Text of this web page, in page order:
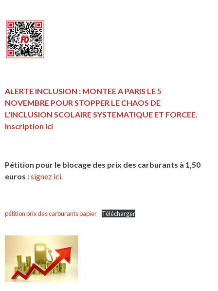
ALERTE INCLUSION : MONTEE A PARIS LE 5
NOVEMBRE POUR STOPPER LE CHAOS DE
L'INCLUSION SCOLAIRE SYSTEMATIQUE ET FORCEE
Inscription ici
Pétition pour le blocage des prix des carburants à 1,50
euros :signez ici.
pétition prix des carburants papier Télécharger